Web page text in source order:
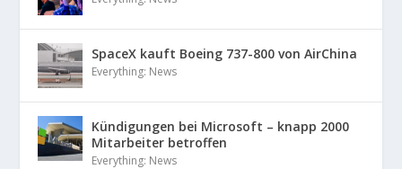
SpaceX kauft Boeing 737-800 von AirChina
Everything: News
Kündigungen bei Microsoft – knapp 2000
Mitarbeiter betroffen
Everything: News